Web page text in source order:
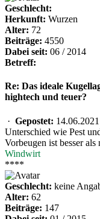
Geschlecht:
Herkunft: Wurzen
Alter: 72
Beiträge: 4550
Dabei seit: 06 / 2014
Betreff:
Re: Das ideale
hightech und teuer?
· Gepostet:
Unterschied wie Pest
Vorbeugen ist besser
Windwirt
****
Geschlecht: keine
Alter: 62
Beiträge: 147